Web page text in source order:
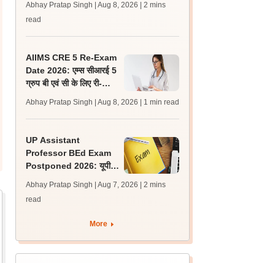
परीक्षा के रिजल्ट
Abhay Pratap Singh | Aug 8, 2026
| 2 mins
read
AIIMS CRE 5 Re-Exam
Date 2026: एम्स सीआरई 5
ग्रुप बी एवं सी के लिए री-
कार्ड जल्द
Abhay Pratap Singh | Aug 8, 2026 | 1 min read
UP Assistant
Professor BEd Exam
Postponed 2026: यूपी
स्थगित, नई तिथि बाद में
Abhay Pratap Singh | Aug 7, 2026
| 2 mins
read
More